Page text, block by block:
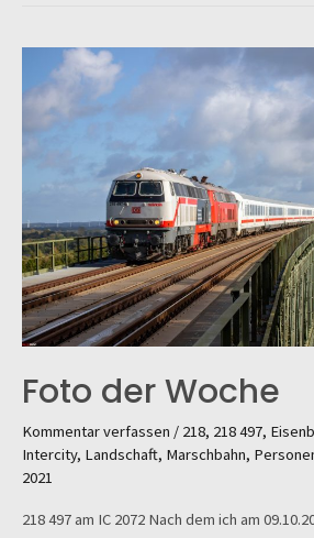
218
Foto der Woche
Kommentar verfassen / 218, 218 497,
Intercity, Landschaft, Marschbahn,
2021
218 497 am IC 2072 Nach dem ich am